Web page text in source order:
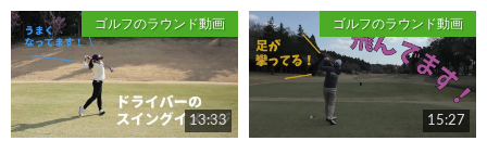
ゴルフのラウンド動画
13:33
ゴルフのラウンド動画
15:27